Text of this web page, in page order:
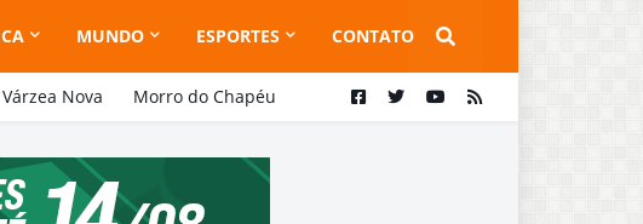
MUNDO ESPORTES CONTATO
Várzea Nova Morro do Chapéu